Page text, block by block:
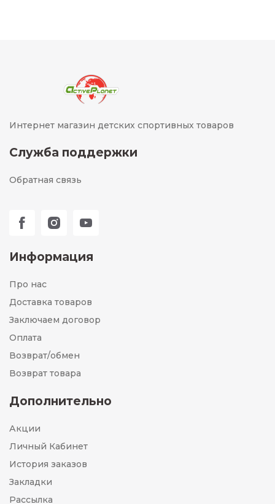
Интернет магазин детских спортивных товаров
Служба поддержки
Обратная связь
Информация
Про нас
Доставка товаров
Заключаем договор
Оплата
Возврат/обмен
Возврат товара
Дополнительно
Акции
Личный Кабинет
История заказов
Закладки
Рассылка